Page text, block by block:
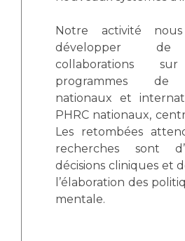
Notre activité
développer de
collaborations
programmes de
nationaux et
PHRC nationaux,
Les retombées
recherches sont
décisions cliniques et
l’élaboration des
mentale.